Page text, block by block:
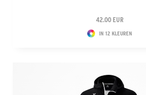
42.00 EUR
IN 12 KLEUREN